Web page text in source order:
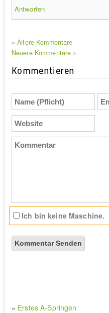
Antworten
« Ältere Kommentare
Neuere Kommentare »
Kommentieren
Name
(Pflicht)
Website
Kommentar
Ich bin keine Maschine.
« Erstes A-Springen